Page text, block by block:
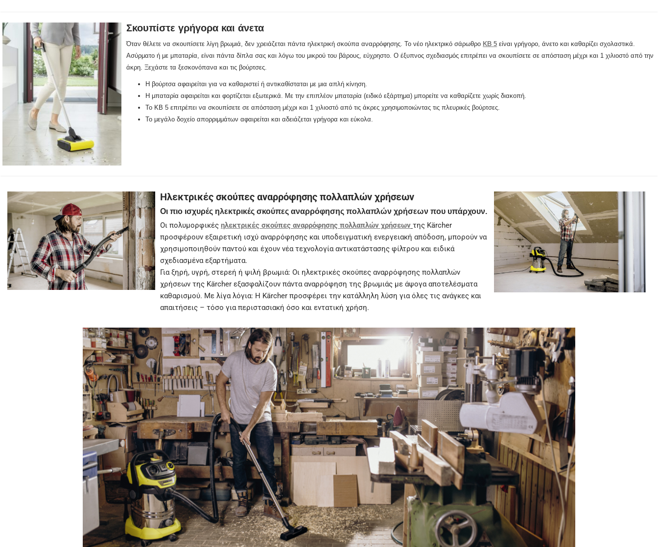
Σκουπίστε γρήγορα και άνετα
Όταν θέλετε να σκουπίσετε λίγη βρωμιά, δεν χρειάζεται πάντα ηλεκτρική σκούπα αναρρόφησης. Το νέο ηλεκτρικό σάρωθρο KB 5 είναι γρήγορο, άνετο και καθαρίζει σχολαστικά.
Ασύρματο ή με μπαταρία, είναι πάντα δίπλα σας και λόγω του μικρού του βάρους, εύχρηστο. Ο έξυπνος σχεδιασμός επιτρέπει να σκουπίσετε σε απόσταση μέχρι και 1 χιλιοστό από την
άκρη. Ξεχάστε τα ξεσκονόπανα και τις βούρτσες.
Η βούρτσα αφαιρείται για να καθαριστεί ή αντικαθίσταται με μια απλή κίνηση.
Η μπαταρία αφαιρείται και φορτίζεται εξωτερικά. Με την επιπλέον μπαταρία (ειδικό εξάρτημα) μπορείτε να καθαρίζετε χωρίς διακοπή.
Το KB 5 επιτρέπει να σκουπίσετε σε απόσταση μέχρι και 1 χιλιοστό από τις άκρες χρησιμοποιώντας τις πλευρικές βούρτσες.
Το μεγάλο δοχείο απορριμμάτων αφαιρείται και αδειάζεται γρήγορα και εύκολα.
Ηλεκτρικές σκούπες αναρρόφησης πολλαπλών χρήσεων
Οι πιο ισχυρές ηλεκτρικές σκούπες αναρρόφησης πολλαπλών χρήσεων που υπάρχουν.
Οι πολυμορφικές ηλεκτρικές σκούπες αναρρόφησης πολλαπλών χρήσεων της Kärcher
προσφέρουν εξαιρετική ισχύ αναρρόφησης και υποδειγματική ενεργειακή απόδοση, μπορούν να
χρησιμοποιηθούν παντού και έχουν νέα τεχνολογία αντικατάστασης φίλτρου και ειδικά
σχεδιασμένα εξαρτήματα.
Για ξηρή, υγρή, στερεή ή ψιλή βρωμιά: Οι ηλεκτρικές σκούπες αναρρόφησης πολλαπλών
χρήσεων της Kärcher εξασφαλίζουν πάντα αναρρόφηση της βρωμιάς με άψογα αποτελέσματα
καθαρισμού. Με λίγα λόγια: Η Kärcher προσφέρει την κατάλληλη λύση για όλες τις ανάγκες και
απαιτήσεις – τόσο για περιστασιακή όσο και εντατική χρήση.